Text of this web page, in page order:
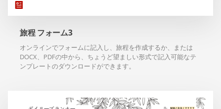
旅程 フォーム3
オンラインでフォームに記入し、旅程を作成するか、または
DOCX、PDFの中から、ちょうど望ましい形式で記入可能なテ
ンプレートのダウンロードができます。